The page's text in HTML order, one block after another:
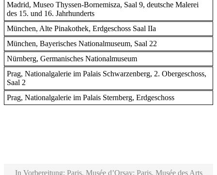
Madrid, Museo Thyssen-Bornemisza, Saal 9, deutsche Malerei
des 15. und 16. Jahrhunderts
München, Alte Pinakothek, Erdgeschoss Saal IIa
München, Bayerisches Nationalmuseum, Saal 22
Nürnberg, Germanisches Nationalmuseum
Prag, Nationalgalerie im Palais Schwarzenberg, 2. Obergeschoss,
Saal 2
Prag, Nationalgalerie im Palais Sternberg, Erdgeschoss
In Vorbereitung: Paris, Musée d’Orsay; Paris, Musée des Arts